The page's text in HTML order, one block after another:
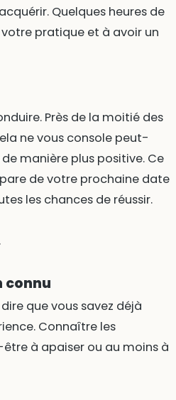
Quelques heures de
pratique et à avoir un
Près de la moitié des
ne vous console peut-
manière plus positive. Ce
de votre prochaine date
les chances de réussir.
connu
que vous savez déjà
Connaître les
à apaiser ou au moins à